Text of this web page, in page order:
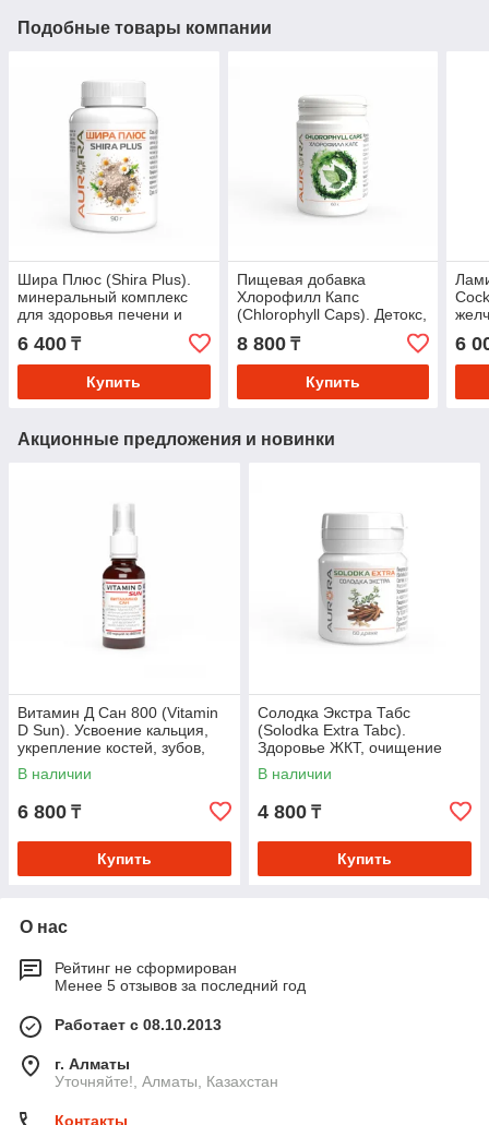
Подобные товары компании
Шира Плюс (Shira Plus).
минеральный комплекс
для здоровья печени и
желчевыводящих путей.
6 400 ₸
Купить
Пищевая добавка
Хлорофилл Капс
(Chlorophyll Caps). Детокс,
очищение крови,
поддержка ЖКТ
8 800₸
Купить
6
Акционные предложения и новинки
Витамин Д Сан 800 (Vitamin
D Sun). Усвоение кальция,
укрепление костей, зубов,
поддержка иммунной,
нервной систем
В наличии
6 800 ₸
Купить
Солодка Экстра Табс
(Solodka Extra Tabc).
Здоровье ЖКТ, очищение
бронхов и лимфодренаж
В наличии
4 800 ₸
Купить
О нас
Рейтинг не сформирован
Менее 5 отзывов за последний год
Работает с 08.10.2013
г. Алматы
Уточняйте!, Алматы, Казахстан
Контакты